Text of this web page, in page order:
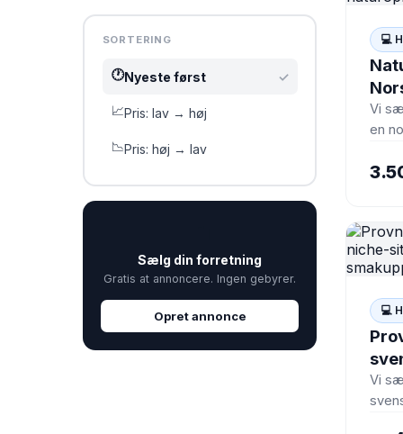
SORTERING
🕐Nyeste først ✓
📈Pris: lav → høj
📉Pris: høj → lav
Sælg din forretning
Gratis at annoncere. Ingen gebyrer.
Opret annonce
💻
i
Vi
en
💻
Vi